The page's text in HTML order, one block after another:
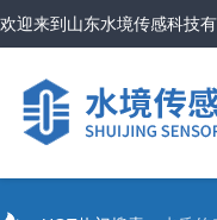
欢迎来到 山东水境传感科技